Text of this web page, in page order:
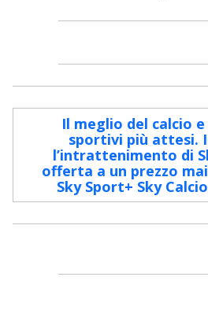
Il meglio del calcio
sportivi più attesi.
l’intrattenimento di
offerta a un prezzo
Sky Sport+ Sky